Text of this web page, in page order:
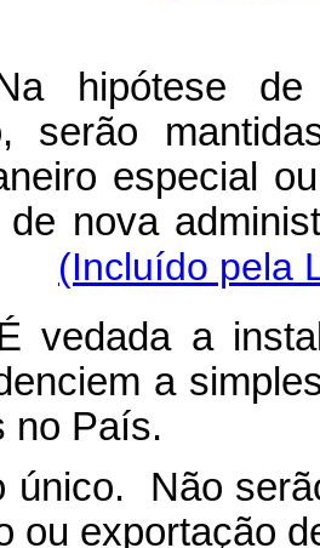
hipótese de
serão
especial
de nova
(Incluído pela
a
a
no País.
único. Não
ou exportação